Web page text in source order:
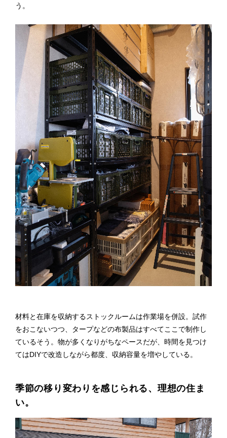
う。
材料と在庫を収納するストックルームは作業場を併設。試作
をおこないつつ、タープなどの布製品はすべてここで制作し
ているそう。物が多くなりがちなペースだが、時間を見つけ
てはDIYで改造しながら都度、収納容量を増やしている。
季節の移り変わりを感じられる、理想の住ま
い。